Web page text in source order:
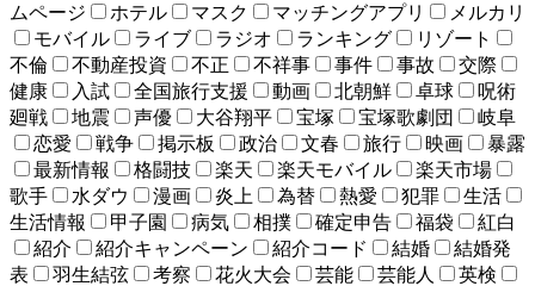
ムページ
ホテル マスク マッチングアプリ
メルカリ
モバイル
ライブ ラジオ ランキング
リゾート
不倫
不動産投資 不正 不祥事 事件 事故
交際
健康
入試 全国旅行支援 動画 北朝鮮 卓球
呪術
廻戦
地震 声優 大谷翔平 宝塚 宝塚歌劇団
岐阜
恋愛
戦争 掲示板 政治 文春 旅行 映画
暴露
最新情報
格闘技 楽天 楽天モバイル
楽天市場
歌手
水ダウ 漫画 炎上 為替 熱愛 犯罪
生活
生活情報
甲子園 病気 相撲 確定申告 福袋
紅白
紹介
紹介キャンペーン 紹介コード 結婚
結婚発
表
羽生結弦 考察 花火大会 芸能 芸能人
英検